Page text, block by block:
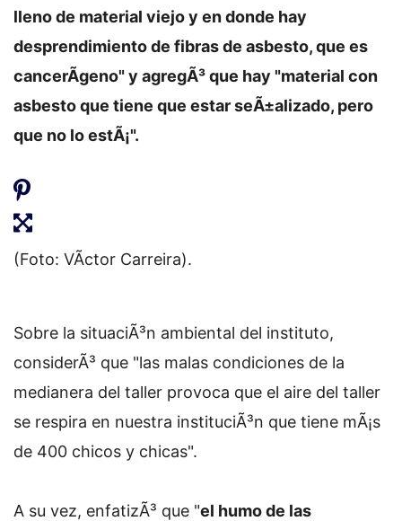
lleno de material viejo y en donde hay
desprendimiento de fibras de asbesto, que es
cancerÃ­geno" y agregÃ³ que hay "material con
asbesto que tiene que estar seÃ±alizado, pero
que no lo estÃ¡".
(Foto: VÃ­ctor Carreira).
Sobre la situaciÃ³n ambiental del instituto,
considerÃ³ que "las malas condiciones de la
medianera del taller provoca que el aire del taller
se respira en nuestra instituciÃ³n que tiene mÃ¡s
de 400 chicos y chicas".
A su vez, enfatizÃ³ que "el humo de las